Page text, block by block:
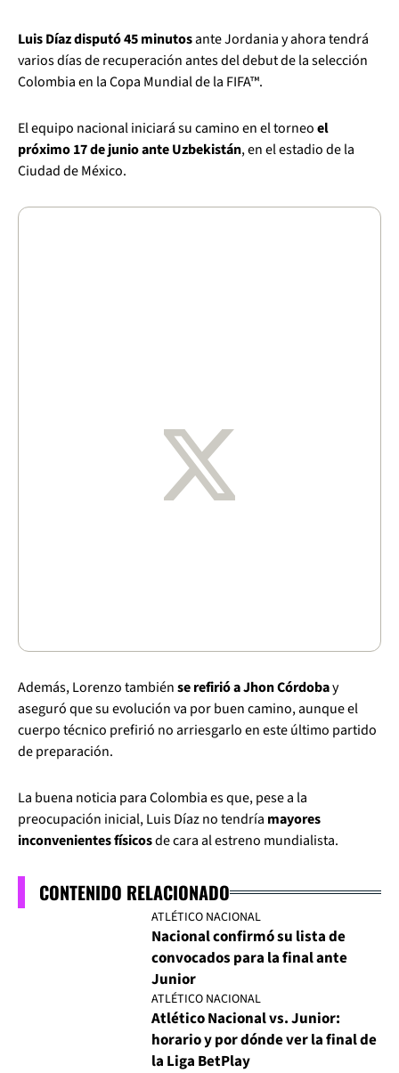
Luis Díaz disputó 45 minutosante Jordania y ahora tendrá
varios días de recuperación antes del debut de la selección
Colombia en la Copa Mundial de la FIFA™.
El equipo nacional iniciará su camino en el torneoel
próximo 17 de junio ante Uzbekistán, en el estadio de la
Ciudad de México.
Además, Lorenzo tambiénse refirió a Jhon Córdobay
aseguró que su evolución va por buen camino, aunque el
cuerpo técnico prefirió no arriesgarlo en este último partido
de preparación.
La buena noticia para Colombia es que, pese a la
preocupación inicial, Luis Díaz no tendría mayores
inconvenientes físicosde cara al estreno mundialista.
CONTENIDO RELACIONADO
ATLÉTICO NACIONAL
Nacional confirmó su lista de
convocados para la final ante
Junior
ATLÉTICO NACIONAL
Atlético Nacional vs. Junior:
horario y por dónde ver la final de
la Liga BetPlay